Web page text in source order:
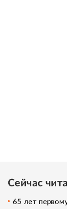
Сейчас
65 лет